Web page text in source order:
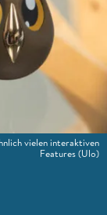
vielen interaktiven
Features(Ulo)